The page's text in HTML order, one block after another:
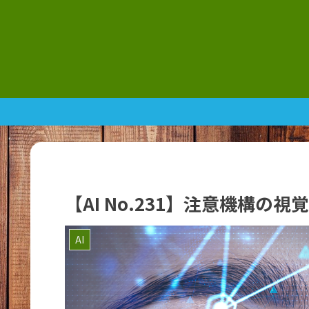
【AI No.231】注意機構の視
AI